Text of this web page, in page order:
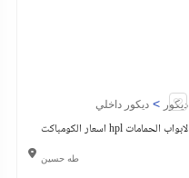
ديكور > ديكور داخلي
اسعار الكومباكت hpl لابواب الحمامات
طه حسين